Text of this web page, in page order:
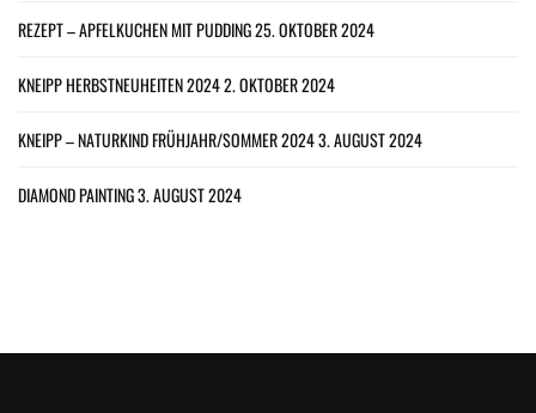
REZEPT – APFELKUCHEN MIT PUDDING25. OKTOBER 2024
KNEIPP HERBSTNEUHEITEN 20242. OKTOBER 2024
KNEIPP – NATURKIND FRÜHJAHR/SOMMER 20243. AUGUST 2024
DIAMOND PAINTING3. AUGUST 2024